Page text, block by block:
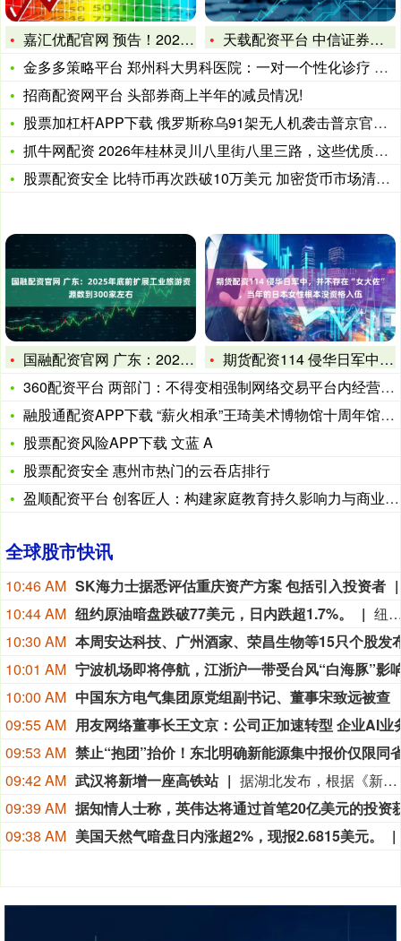
嘉汇优配官网 预告！2026慕尼黑上海电子展现场同期论坛一览
天载配资平台 中信证券看好模拟芯片国产替代加速，芯片ETF（
金多多策略平台 郑州科大男科医院：一对一个性化诊疗 提供高质
招商配资网平台 头部券商上半年的减员情况!
股票加杠杆APP下载 俄罗斯称乌91架无人机袭击普京官邸，泽
抓牛网配资 2026年桂林灵川八里街八里三路，这些优质火锅店
股票配资安全 比特币再次跌破10万美元 加密货币市场清算规模
国融配资官网 广东：2025年底前扩展工业旅游资源数到300
期货配资114 侵华日军中，并不存在“女大佐”，当年的日本女
360配资平台 两部门：不得变相强制网络交易平台内经营者承担
融股通配资APP下载 “薪火相承”王琦美术博物馆十周年馆藏精
股票配资风险APP下载 文蓝 A
股票配资安全 惠州市热门的云吞店排行
盈顺配资平台 创客匠人：构建家庭教育持久影响力与商业价值的I
全球股市快讯
10:46 AM SK海力士据悉评估重庆资产方案 包括引入投资者
10:44 AM 纽约原油暗盘跌破77美元，日内跌超1.7%。
纽约原油暗盘跌破77美元
10:30 AM
10:01 AM
10:00 AM 中国东方电气集团原党组副书记、董事宋致远被查
09:55 AM
09:53 AM
09:42 AM 武汉将新增一座高铁站
据湖北发布，根据《新建合肥至武汉高速铁路长江新区站站房工程及天河站站区相关工程HWZF-1(HBSJ-202401TL-010023001)资审文件公告》，长江新区站计划开工时间和竣工时间均已明确：计划开工日期2026年9月1日，计划竣工日期2028年6月30日，计划工期668日历天。长江新区站位于武汉中北部，北靠黄陂区，南依长江新城。车站西距武汉天河站22.86km，东距红安站24.726km。
09:39 AM
09:38 AM 美国天然气暗盘日内涨超2%，现报2.6815美元。